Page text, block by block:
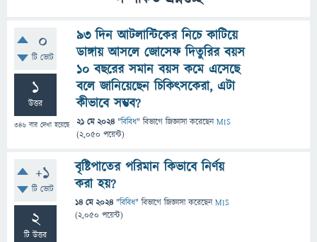
0
টি ভোট
1
উত্তর
346 বার দেখা হয়েছে
৯৩ দিন আটলান্টিকের নিচে কাটিয়ে
ডাঙ্গায় আসলে জোসেফ দিতুরির বয়স
১০ বছরের সমান বয়স কমে এসেছে
বলে জানিয়েছেন চিকিৎসকেরা, এটা
কীভাবে সম্ভব?
21 মে 2024 "বিবিধ" বিভাগে জিজ্ঞাসাকরেছেনMIS
(2,050 পয়েন্ট)
+1
টি ভোট
2
টি উত্তর
বৃষ্টিপাতের পরিমান কিভাবে নির্ণয়
করা হয়?
14 মে 2024 "বিবিধ" বিভাগে জিজ্ঞাসাকরেছেনMIS
(2,050 পয়েন্ট)